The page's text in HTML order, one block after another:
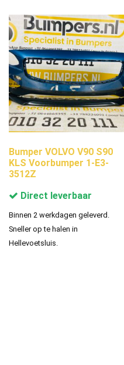
Bumper VOLVO V90 S90
KLS Voorbumper 1-E3-
3512Z
Direct leverbaar
Binnen 2 werkdagen geleverd.
Sneller op te halen in
Hellevoetsluis.